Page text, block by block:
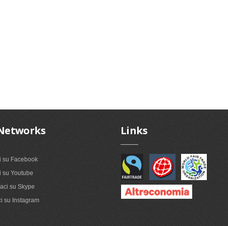
su Facebook
su Youtube
su Skype
su Instagram
Links